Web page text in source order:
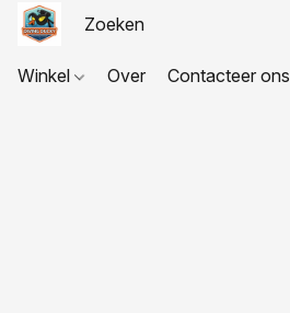
Winkel Over Contacteer ons